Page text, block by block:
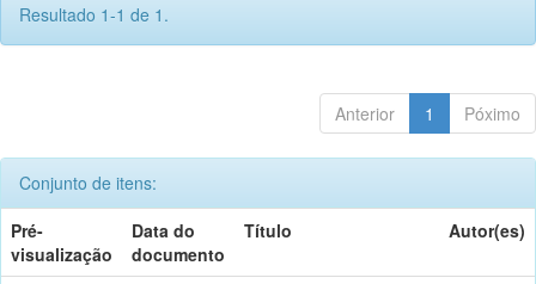
Resultado 1-1 de 1.
Anterior 1 Póximo
Conjunto de itens:
Pré-
visualização
Data do
documento
Título Autor(es)